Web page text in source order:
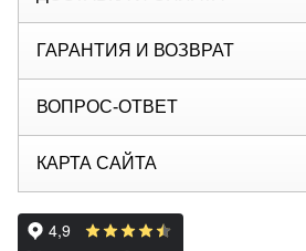
ГАРАНТИЯ И ВОЗВРАТ
ВОПРОС-ОТВЕТ
КАРТА САЙТА